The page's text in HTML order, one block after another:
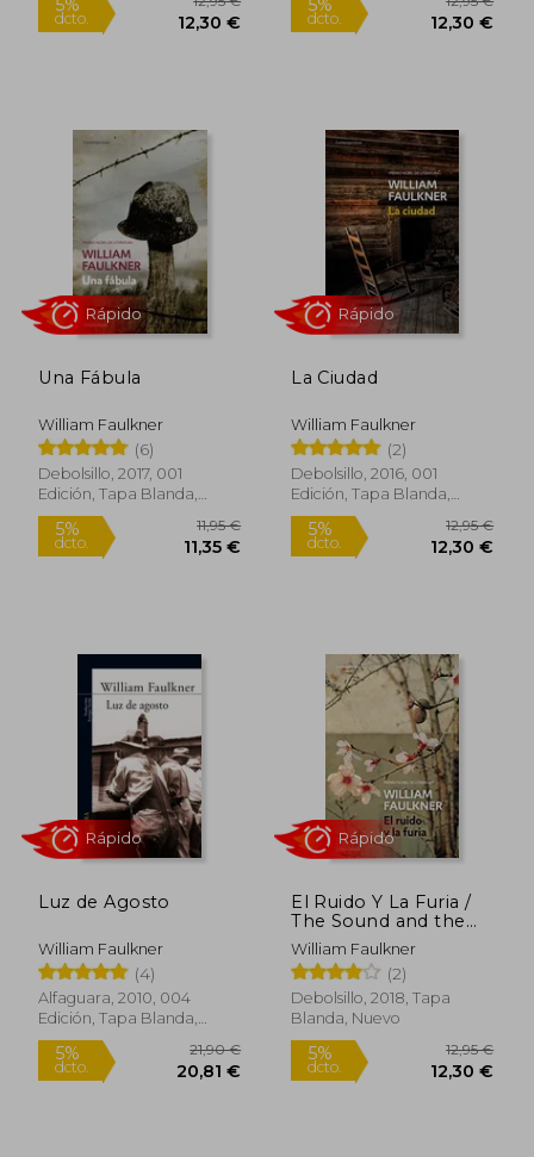
5%
dcto. 12,30 €
5%
dcto.
Una Fábula
William Faulkner
(6)
Debolsillo, 2017, 001
Edición, Tapa Blanda,
Nuevo
La Ciudad
William Faulkner
(2)
Debolsillo, 2016, 001
Edición, Tapa Blanda,
Nuevo
Luz de Agosto
William Faulkner
(4)
Alfaguara, 2010, 004
Edición, Tapa Blanda,
Nuevo
El Ruido Y La Furia /
The Sound and the
Fury
William Faulkner
(2)
Debolsillo, 2018, Tapa
Blanda, Nuevo